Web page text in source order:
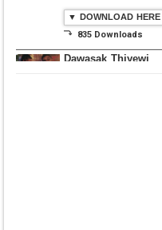
▼ DOWNLOAD HERE
⤵ 835 Downloads
Dawasak Thiyewi